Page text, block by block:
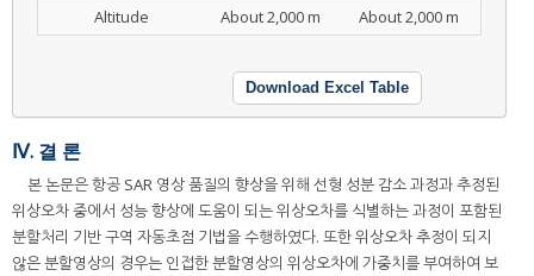
Altitude
About 2,000 m About 2,000 m
Download Excel Table
Ⅳ. 결 론
본 논문은 항공 SAR 영상 품질의 향상을 위해 선형 성분 감소 과정과 추정된
위상오차 중에서 성능 향상에 도움이 되는 위상오차를 식별하는 과정이 포함된
분할처리 기반 구역 자동초점 기법을 수행하였다. 또한 위상오차 추정이 되지
않은 분할영상의 경우는 인접한 분할영상의 위상오차에 가중치를 부여하여 보